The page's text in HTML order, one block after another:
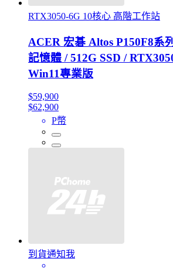
RTX3050-6G 10核心 高階工作站
ACER 宏碁 Altos P150F8系
記憶體 / 512G SSD /
Win11專業版
$59,900
$62,900
P幣
到貨通知我